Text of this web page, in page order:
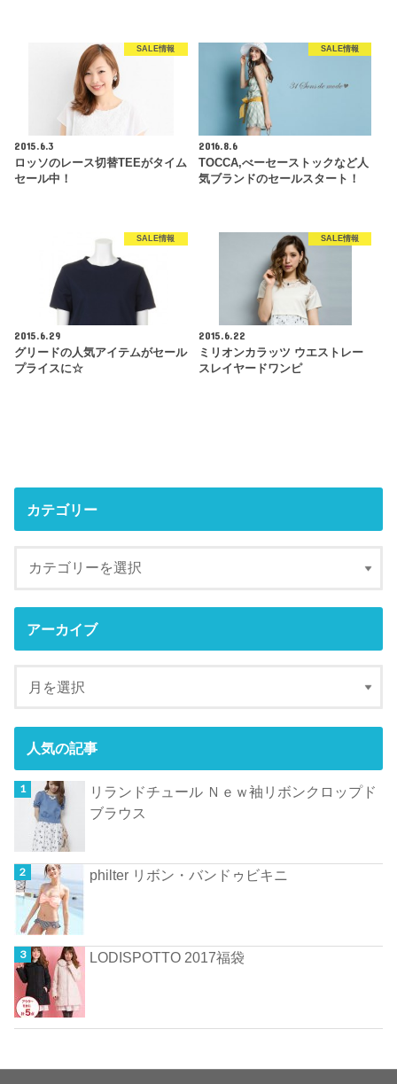
SALE情報
2015.6.3
ロッソのレース切替TEEがタイム
セール中！
SALE情報
2016.8.6
TOCCA,べーセーストックなど人
気ブランドのセールスタート！
SALE情報
2015.6.29
グリードの人気アイテムがセール
プライスに☆
SALE情報
2015.6.22
ミリオンカラッツ ウエストレー
スレイヤードワンピ
カテゴリー
アーカイブ
人気の記事
リランドチュール Ｎｅｗ袖リボンクロップド
ブラウス
philter リボン・バンドゥビキニ
LODISPOTTO 2017福袋